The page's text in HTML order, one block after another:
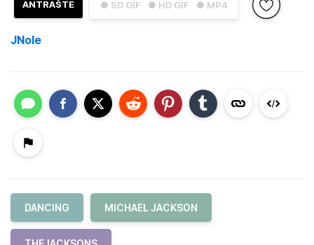
● SD GIF ● HD GIF ● MP4
ANTRAŠTĖ
JNole
DANCING MICHAEL JACKSON